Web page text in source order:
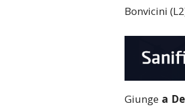
Bonvicini
Giungea